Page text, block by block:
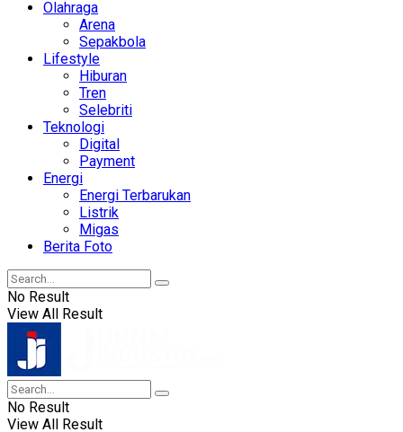
Olahraga
Arena
Sepakbola
Lifestyle
Hiburan
Tren
Selebriti
Teknologi
Digital
Payment
Energi
Energi Terbarukan
Listrik
Migas
Berita Foto
No Result
View All Result
No Result
View All Result